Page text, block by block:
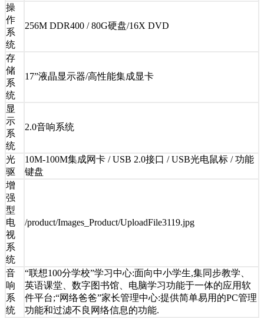
操
作
系
统
256M DDR400 / 80G硬盘/16X DVD
存
储
系
统
17”液晶显示器/高性能集成显卡
显
示
系
统
2.0音响系统
光
驱
10M-100M集成网卡 / USB 2.0接口 / USB光电鼠标 / 功能
键盘
增
强
型
电
视
系
统
/product/Images_Product/UploadFile3119.jpg
音
响
系
统
“联想100分学校”学习中心:面向中小学生,集同步教学、
英语课堂、数字图书馆、电脑学习功能于一体的应用软
件平台;“网络爸爸”家长管理中心:提供简单易用的PC管理
功能和过滤不良网络信息的功能.